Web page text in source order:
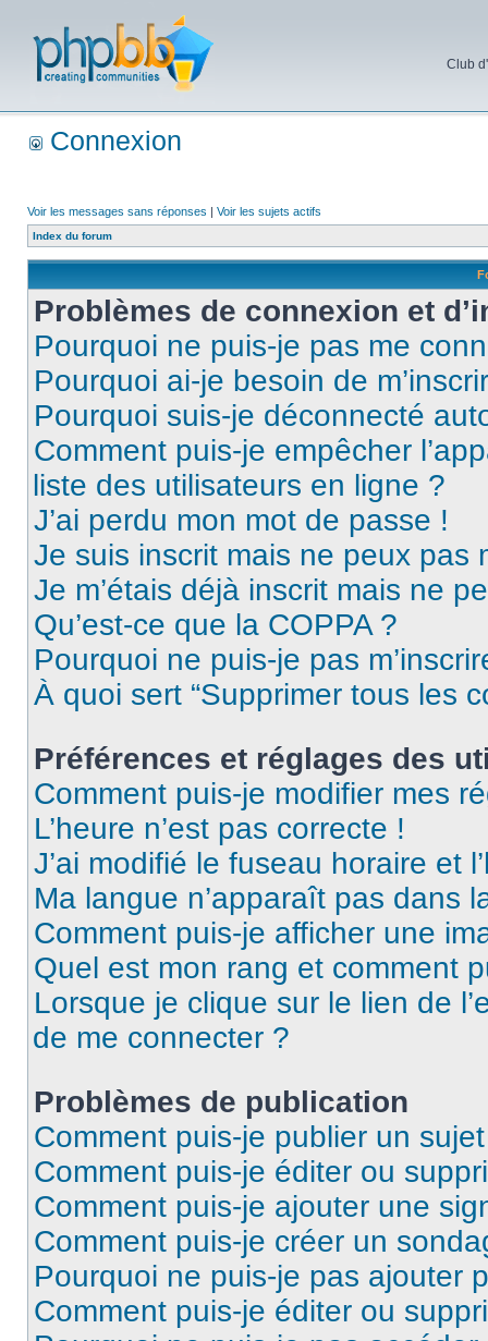
Club
Connexion
Voir les messages sans réponses | Voir les sujets actifs
Index du forum
Problèmes de connexion et
Pourquoi ne puis-je pas me
Pourquoi ai-je besoin de
Pourquoi suis-je déconnecté
Comment puis-je empêcher
liste des utilisateurs en ligne ?
J’ai perdu mon mot de passe !
Je suis inscrit mais ne peux pas
Je m’étais déjà inscrit mais ne
Qu’est-ce que la COPPA ?
Pourquoi ne puis-je pas
À quoi sert “Supprimer tous les
Préférences et réglages des
Comment puis-je modifier mes
L’heure n’est pas correcte !
J’ai modifié le fuseau horaire et
Ma langue n’apparaît pas dans
Comment puis-je afficher une
Quel est mon rang et comment
Lorsque je clique sur le lien de
de me connecter ?
Problèmes de publication
Comment puis-je publier un
Comment puis-je éditer ou
Comment puis-je ajouter une
Comment puis-je créer un
Pourquoi ne puis-je pas ajouter
Comment puis-je éditer ou